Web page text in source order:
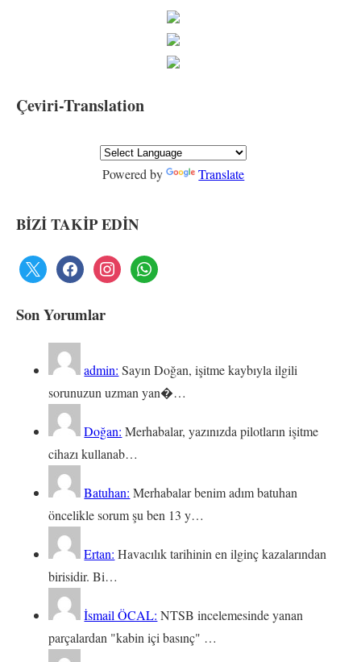
Çeviri-Translation
Powered by Translate
BİZİ TAKİP EDİN
Son Yorumlar
admin: Sayın Doğan, işitme kaybıyla ilgili
sorunuzun uzman yan�…
Doğan: Merhabalar, yazınızda pilotların işitme
cihazı kullanab…
Batuhan: Merhabalar benim adım batuhan
öncelikle sorum şu ben 13 y…
Ertan: Havacılık tarihinin en ilginç kazalarından
birisidir. Bi…
İsmail ÖCAL: NTSB incelemesinde yanan
parçalardan "kabin içi basınç" …